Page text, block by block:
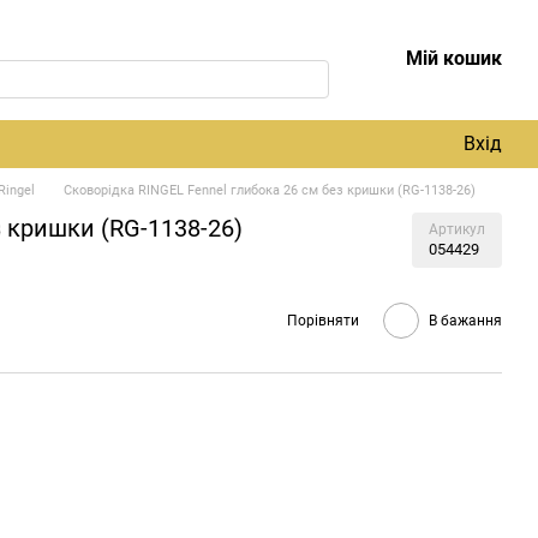
Мій кошик
Вхід
Сковорідка RINGEL Fennel глибока 26 см без кришки (RG-1138-26)
кришки (RG-1138-26) Артикул
054429
Порівняти В бажання